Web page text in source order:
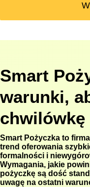
Smart
warunki,
chwilówkę
Smart Pożyczka to
trend oferowania
formalności i
Wymagania, jakie
pożyczkę są dość
uwagę na ostatni